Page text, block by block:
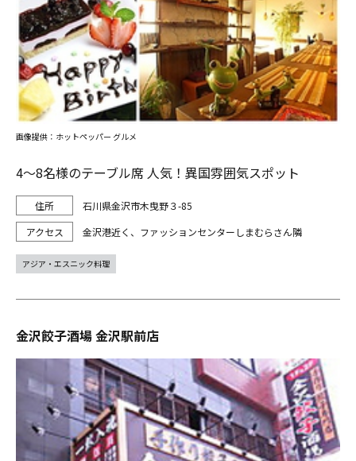
4～8名様のテーブル席 人気！異国雰囲気スポット
石川県金沢市木曳野３-85
金沢港近く、ファッションセンターしまむらさん隣
画像提供：ホットペッパー グルメ
アジア・エスニック料理
金沢餃子酒場 金沢駅前店